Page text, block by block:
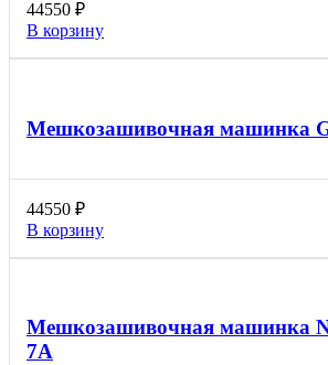
44550 ₽
В корзину
Мешкозашивочная машинка
44550 ₽
В корзину
Мешкозашивочная машинка
7A